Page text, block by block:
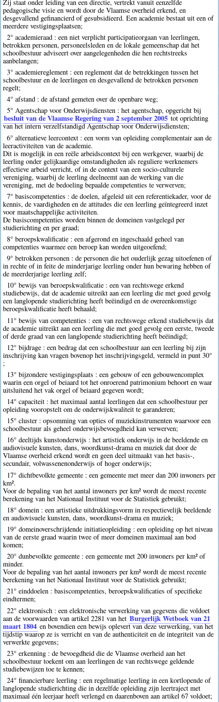
Zij staat onder leiding van een directie, vertrekt vanuit eenzelfde
pedagogische visie en wordt door de Vlaamse overheid erkend, en
desgevallend gefinancierd of gesubsidieerd. Een academie bestaat uit een of
meerdere vestigingsplaatsen;
2° academieraad : een niet verplicht participatieorgaan van leerlingen,
betrokken personen, personeelsleden en de lokale gemeenschap dat het
schoolbestuur adviseert over aangelegenheden die hen rechtstreeks
aanbelangen;
3° academiereglement : een reglement dat de betrekkingen tussen het
schoolbestuur en de leerlingen en desgevallend de betrokken personen
regelt;
4° afstand : de afstand gemeten over de openbare weg;
5° Agentschap voor Onderwijsdiensten : het agentschap, opgericht bij
besluit van de Vlaamse Regering van 2 september 2005 tot oprichting
van het intern verzelfstandigd Agentschap voor Onderwijsdiensten;
6° alternatieve leercontext : een vorm van opleiding complementair aan de
leeractiviteiten van de academie.
Dit is mogelijk in een reële arbeidscontext bij een werkgever, waarbij de
leerling onder gelijkaardige omstandigheden als reguliere werknemers
effectieve arbeid verricht, of in de context van een socio-culturele
vereniging, waarbij de leerling deelneemt aan de werking van die
vereniging, met de bedoeling bepaalde competenties te verwerven;
7° basiscompetenties : de doelen, afgeleid uit een referentiekader, voor de
kennis, de vaardigheden en de attitudes die een leerling geïntegreerd inzet
voor maatschappelijke activiteiten.
De basiscompetenties worden binnen de domeinen vastgelegd per
studierichting en per graad;
8° beroepskwalificatie : een afgerond en ingeschaald geheel van
competenties waarmee een beroep kan worden uitgeoefend;
9° betrokken personen : de personen die het ouderlijk gezag uitoefenen of
in rechte of in feite de minderjarige leerling onder hun bewaring hebben of
de meerderjarige leerling zelf;
10° bewijs van beroepskwalificatie : een van rechtswege erkend
studiebewijs, dat de academie uitreikt aan een leerling die met goed gevolg
een langlopende studierichting heeft beëindigd en de overeenkomstige
beroepskwalificatie heeft behaald;
11° bewijs van competenties : een van rechtswege erkend studiebewijs dat
de academie uitreikt aan een leerling die met goed gevolg een eerste, tweede
of derde graad van een langlopende studierichting heeft beëindigd;
12° bijdrage : een bedrag dat een schoolbestuur aan een leerling bij zijn
inschrijving kan vragen bovenop het inschrijvingsgeld, vermeld in punt 30°
;
13° bijzondere vestigingsplaats : een gebouw of een gebouwencomplex
waarin een orgel of beiaard tot het onroerend patrimonium behoort en waar
uitsluitend het vak orgel of beiaard gegeven wordt;
14° capaciteit : het maximaal aantal leerlingen dat een schoolbestuur per
opleiding vooropstelt om de onderwijskwaliteit te garanderen;
15° cluster : opsomming van opties of muziekinstrumenten waarvoor een
schoolbestuur als geheel onderwijsbevoegdheid kan verwerven;
16° deeltijds kunstonderwijs : het artistiek onderwijs in de beeldende en
audiovisuele kunsten, dans, woordkunst-drama en muziek dat door de
Vlaamse overheid erkend wordt en geen deel uitmaakt van het basis-,
secundair, volwassenenonderwijs of hoger onderwijs;
17° dichtbevolkte gemeente : een gemeente met meer dan 200 inwoners per
km².
Voor de bepaling van het aantal inwoners per km² wordt de meest recente
berekening van het Nationaal Instituut voor de Statistiek gebruikt;
18° domein : een artistieke uitdrukkingsvorm in respectievelijk beeldende
en audiovisuele kunsten, dans, woordkunst-drama en muziek;
19° domeinoverschrijdende initiatieopleiding : een opleiding op het niveau
van de eerste graad waarin twee of meer domeinen maximaal aan bod
komen;
20° dunbevolkte gemeente : een gemeente met 200 inwoners per km² of
minder.
Voor de bepaling van het aantal inwoners per km² wordt de meest recente
berekening van het Nationaal Instituut voor de Statistiek gebruikt;
21° einddoelen : basiscompetenties, beroepskwalificaties of specifieke
eindtermen;
22° elektronisch : een elektronische verwerking van gegevens die voldoet
aan de voorwaarden van artikel 2281 van het Burgerlijk Wetboek van 21
maart 1804 en bovendien een bewijs oplevert van deze verwerking, van het
tijdstip waarop ze is verricht en van de authenticiteit en de integriteit van de
verwerkte gegevens;
23° erkenning : de bevoegdheid die de Vlaamse overheid aan het
schoolbestuur toekent om aan leerlingen de van rechtswege geldende
studiebewijzen toe te kennen;
24° financierbare leerling : een regelmatige leerling in een kortlopende of
langlopende studierichting die in dezelfde opleiding zijn leertraject met
maximaal één leerjaar heeft verlengd en daarenboven aan artikel 67 voldoet;